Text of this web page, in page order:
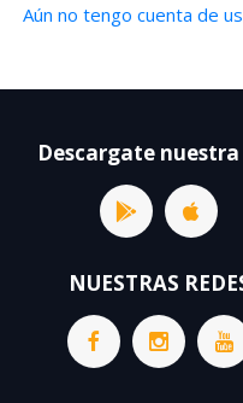
Aún no tengo cuenta de
Descargate nuestra
NUESTRAS